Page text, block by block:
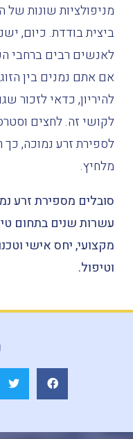
מניפולציות שונות של
ביציתבודדת. כיום,
לאנשים רביםברחבי
אםאתם נמניםבין
להיריון, כדאילזכור
לקושיזה.לחצים
לספירתזרע נמוכה, כך
מלחיץ.
סובלים מספירת זרע
עשרות שנים בתחום
מקצועי, יחס אישי
וטיפול.